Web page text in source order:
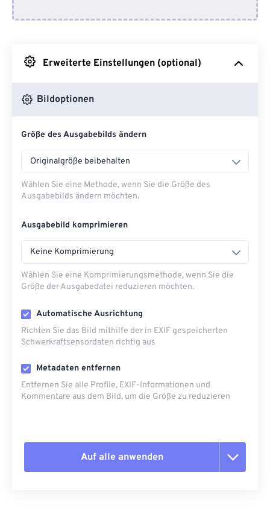
Erweiterte Einstellungen (optional)
Bildoptionen
Größe des Ausgabebilds ändern
Originalgröße beibehalten
Wählen Sie eine Methode, wenn Sie die Größe des
Ausgabebilds ändern möchten.
Ausgabebild komprimieren
Keine Komprimierung
Wählen Sie eine Komprimierungsmethode, wenn Sie die
Größe der Ausgabedatei reduzieren möchten.
Automatische Ausrichtung
Richten Sie das Bild mithilfe der in EXIF ​​gespeicherten
Schwerkraftsensordaten richtig aus
Metadaten entfernen
Entfernen Sie alle Profile, EXIF-Informationen und
Kommentare aus dem Bild, um die Größe zu reduzieren
Auf alle anwenden